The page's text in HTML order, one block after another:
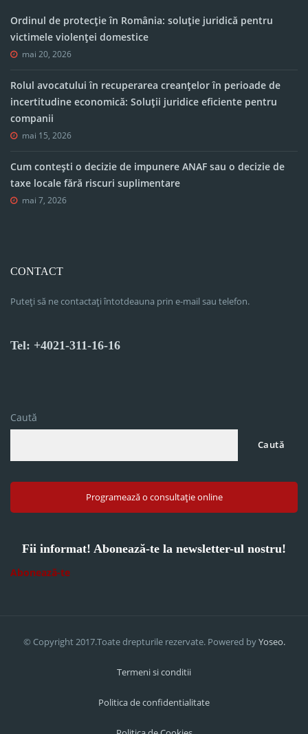
Ordinul de protecție în România: soluție juridică pentru
victimele violenței domestice
mai 20, 2026
Rolul avocatului în recuperarea creanțelor în perioade de
incertitudine economică: Soluții juridice eficiente pentru
companii
mai 15, 2026
Cum contești o decizie de impunere ANAF sau o decizie de
taxe locale fără riscuri suplimentare
mai 7, 2026
CONTACT
Puteți să ne contactați întotdeauna prin e-mail sau telefon.
Tel: +4021-311-16-16
Caută
Caută
Programează o consultație online
Fii informat! Abonează-te la newsletter-ul nostru!
Abonează-te
© Copyright 2017.Toate drepturile rezervate. Powered byYoseo.
Termeni si conditii
Politica de confidentialitate